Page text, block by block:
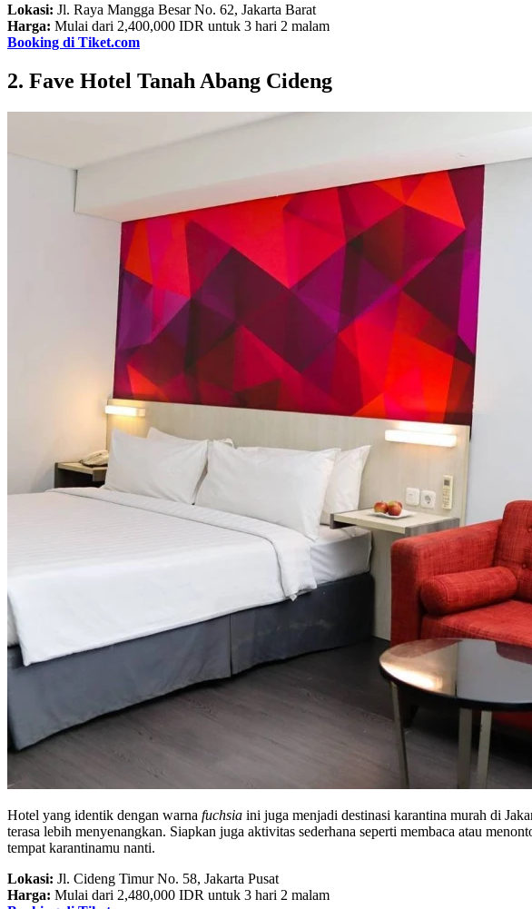
Lokasi: Jl. Raya Mangga Besar No. 62, Jakarta Barat
Harga: Mulai dari 2,400,000 IDR untuk 3 hari 2 malam
Booking di Tiket.com
2. Fave Hotel Tanah Abang Cideng
Hotel yang identik dengan warna fuchsia ini juga menjadi destinasi karantina murah di
terasa lebih menyenangkan. Siapkan juga aktivitas sederhana seperti membaca atau
tempat karantinamu nanti.
Lokasi: Jl. Cideng Timur No. 58, Jakarta Pusat
Harga: Mulai dari 2,480,000 IDR untuk 3 hari 2 malam